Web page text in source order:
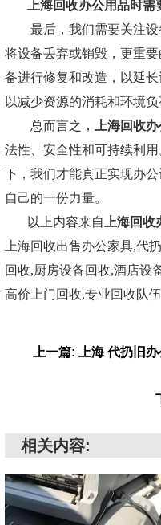
上海回收办公用品时需
最后，我们需要关注设
将设备丢弃或销毁，更重
备进行修复和改造，以延
以减少资源的消耗和环境负
总而言之，
上海回收
法性、安全性和可持续利
下，我们才能真正实现办
自己的一份力量。
以上内容来自
上海回
上海回收出售办公家具,代
回收,厨房设备回收,酒店设
高价上门回收,专业回收队
上一篇: 上海 代扔旧
相关内容: